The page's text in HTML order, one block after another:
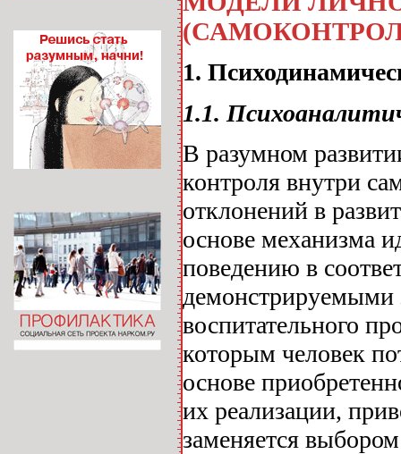
1.
1.1.
В разумном
контроля внутри
отклонений в
основе механизма
поведению в
демонстрируемыми
воспитательного
которым человек
основе
их реализации,
заменяется